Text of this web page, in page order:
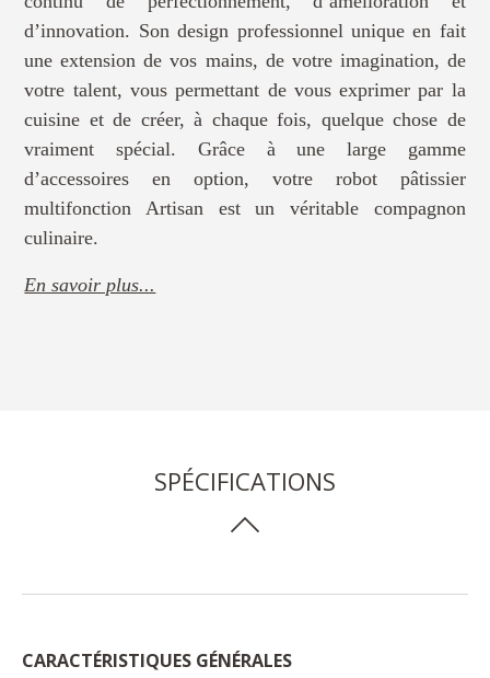
d’innovation. Son design professionnel unique en fait
une extension de vos mains, de votre imagination, de
votre talent, vous permettant de vous exprimer par la
cuisine et de créer, à chaque fois, quelque chose de
vraiment spécial. Grâce à une large gamme
d’accessoires en option, votre robot pâtissier
multifonction Artisan est un véritable compagnon
culinaire.
En savoir plus...
SPÉCIFICATIONS
CARACTÉRISTIQUES GÉNÉRALES